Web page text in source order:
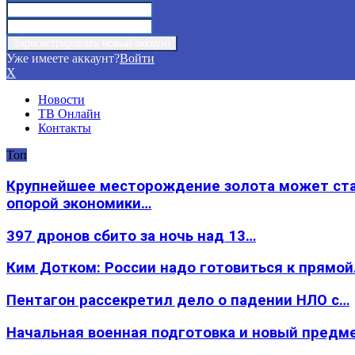
Уже имеете аккаунт?Войти
X
Новости
ТВ Онлайн
Контакты
Топ
Крупнейшее месторождение золота может
опорой экономики…
397 дронов сбито за ночь над 13…
Ким Дотком: России надо готовиться к
Пентагон рассекретил дело о падении НЛО с…
Начальная военная подготовка и новый